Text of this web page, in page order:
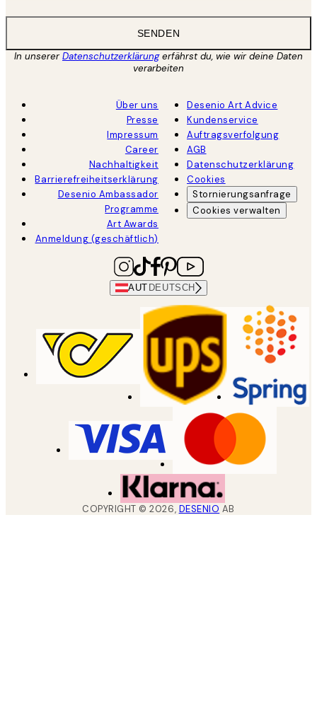
SENDEN
In unsererDatenschutzerklärungerfährst du, wie wir deine Daten
verarbeiten
Über uns
Presse
Impressum
Career
Nachhaltigkeit
Barrierefreiheitserklärung
Desenio Ambassador
Programme
Art Awards
Anmeldung (geschäftlich)
Desenio Art Advice
Kundenservice
Auftragsverfolgung
AGB
Datenschutzerklärung
Cookies
Stornierungsanfrage
Cookies verwalten
AUT DEUTSCH
COPYRIGHT ©2026, DESENIO AB